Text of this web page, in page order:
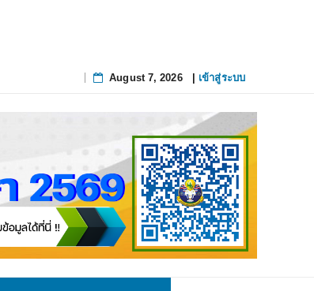
August 7, 2026| เข้าสู่ระบบ